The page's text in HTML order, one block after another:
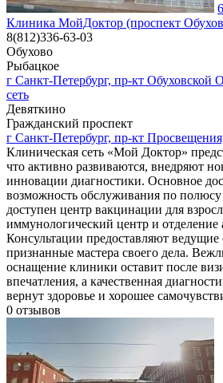
6
Клиника МойДоктор (проспект
8(812)336-63-03
Обухово
Рыбацкое
г Санкт-Петербург, пр-кт Обуховской
сеть
Девяткино
Гражданский проспект
г Санкт-Петербург, пр-кт
Клиническая сеть «Мой Доктор»
что активно развиваются, внедряют
инновации диагностики. Основное
возможность обслуживания по
доступен центр вакцинации для
иммунологический центр и отделение
Консультации предоставляют
признанные мастера своего дела.
оснащение клиники оставит после
впечатления, а качественная
вернут здоровье и хорошее
0 отзывов